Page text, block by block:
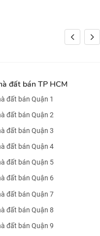
đất bán TP HCM
đất bán Quận 1
đất bán Quận 2
đất bán Quận 3
đất bán Quận 4
đất bán Quận 5
đất bán Quận 6
đất bán Quận 7
đất bán Quận 8
đất bán Quận 9